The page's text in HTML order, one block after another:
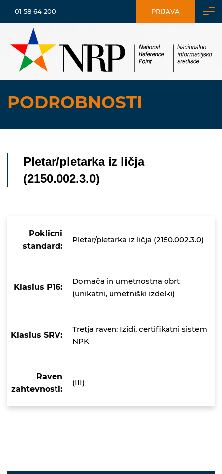
01 58 64 200 PRIJAVA
PODROBNOSTI
Pletar/pletarka iz ličja
(2150.002.3.0)
Poklicni
standard:
Pletar/pletarka iz ličja (2150.002.3.0)
Klasius P16:
Domača in umetnostna obrt
(unikatni, umetniški izdelki)
Klasius SRV:
Tretja raven: Izidi, certifikatni sistem
NPK
Raven
zahtevnosti:
(III)